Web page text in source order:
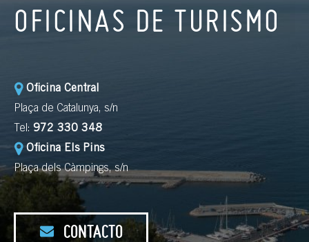
OFICINAS DE TURISMO
Oficina Central
Plaça de Catalunya, s/n
Tel: 972 330 348
Oficina Els Pins
Plaça dels Càmpings, s/n
CONTACTO